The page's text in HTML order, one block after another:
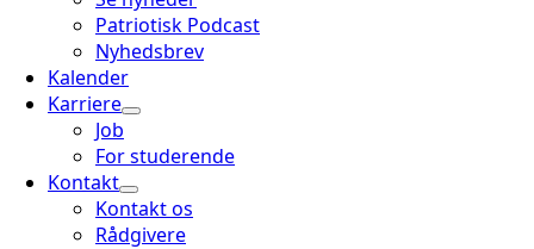
Patriotisk Podcast
Nyhedsbrev
Kalender
Karriere
Job
For studerende
Kontakt
Kontakt os
Rådgivere